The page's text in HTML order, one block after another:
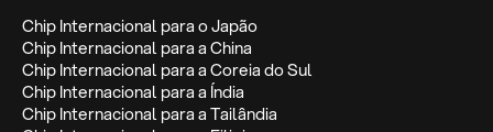
Chip Internacional para o Japão
Chip Internacional para a China
Chip Internacional para a Coreia do Sul
Chip Internacional para a Índia
Chip Internacional para a Tailândia